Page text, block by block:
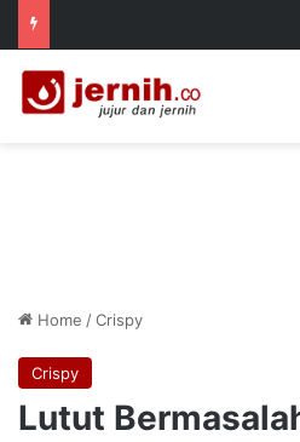
Home /Crispy
Crispy
Lutut